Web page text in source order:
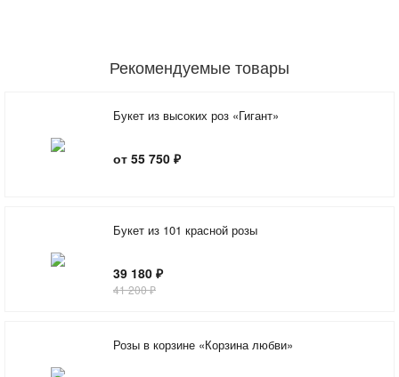
Рекомендуемые товары
Букет из высоких роз «Гигант»
от 55 750 ₽
Букет из 101 красной розы
39 180 ₽
41 200 ₽
Розы в корзине «Корзина любви»